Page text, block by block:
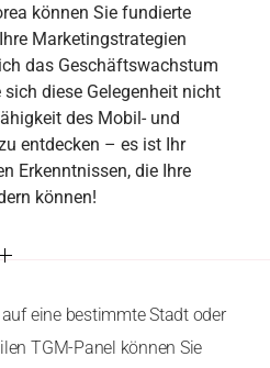
können Sie fundierte
Marketingstrategien
das Geschäftswachstum
diese Gelegenheit nicht
des Mobil- und
entdecken – es ist Ihr
Erkenntnissen, die Ihre
können!
eine bestimmte Stadt oder
TGM-Panel können Sie